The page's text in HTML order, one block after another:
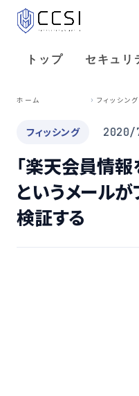
トップ セキュリ
ホーム フィッシング
フィッシング
「楽天会員情報
というメール
検証する